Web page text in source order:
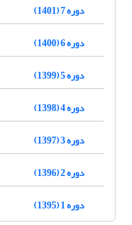
دوره 7 (1401)
دوره 6 (1400)
دوره 5 (1399)
دوره 4 (1398)
دوره 3 (1397)
دوره 2 (1396)
دوره 1 (1395)